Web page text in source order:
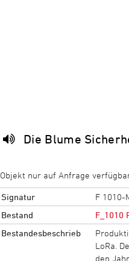
Die Blume
Objekt nur auf Anfrage
Signatur
F 1010-
Bestand
F_1010
Bestandesbeschrieb
LoRa.
den